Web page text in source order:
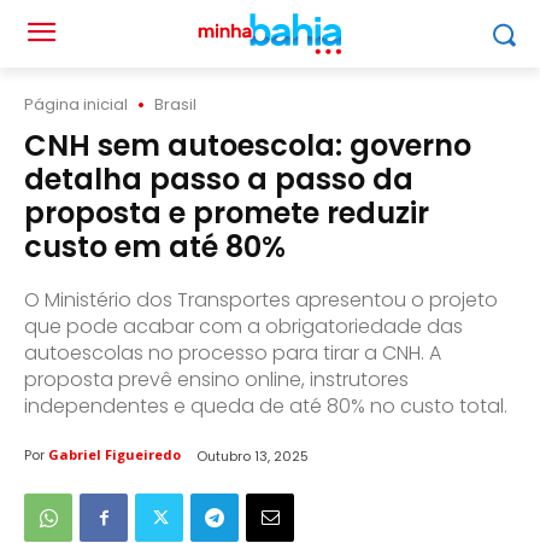
Página inicial Brasil
CNH sem autoescola: governo
detalha passo a passo da
proposta e promete reduzir
custo em até 80%
O Ministério dos Transportes apresentou o projeto
que pode acabar com a obrigatoriedade das
autoescolas no processo para tirar a CNH. A
proposta prevê ensino online, instrutores
independentes e queda de até 80% no custo total.
Por Gabriel Figueiredo Outubro 13, 2025